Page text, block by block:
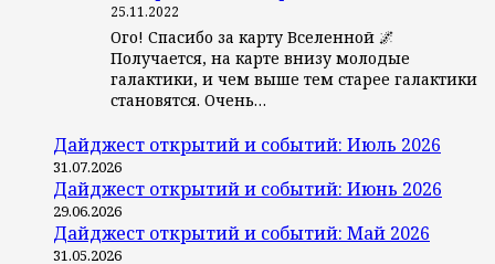
25.11.2022
Ого! Спасибо за карту Вселенной 🌌
Получается, на карте внизу молодые
галактики, и чем выше тем старее галактики
становятся. Очень…
Дайджест открытий и событий: Июль 2026
31.07.2026
Дайджест открытий и событий: Июнь 2026
29.06.2026
Дайджест открытий и событий: Май 2026
31.05.2026